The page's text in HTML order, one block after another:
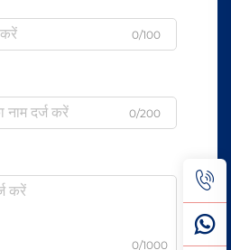
0/100
0/200
0/1000